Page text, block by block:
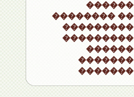
������
�������� ��
���������
���������
������
�������
�������